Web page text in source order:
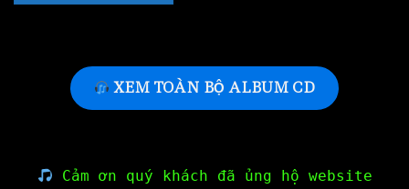
XEM TOÀN BỘ ALBUM CD
Cảm ơn quý khách đã ủng hộ website